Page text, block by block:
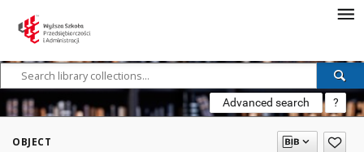
Advanced search ?
OBJECT